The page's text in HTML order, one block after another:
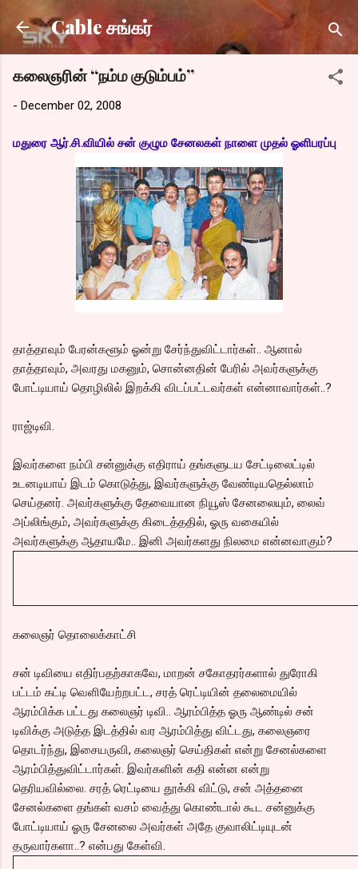
Skip to main content
Cable சங்கர்
கலைஞரின் “நம்ம குடும்பம்”
- December 02, 2008
மதுரை ஆர்.சி.வியில் சன் குழும சேனலகள் நாளை முதல் ஓளிபரப்பு
தாத்தாவும் பேரன்களூம் ஓன்று சேர்ந்துவிட்டார்கள்.. ஆனால்
தாத்தாவும், அவரது மகனும், சொன்னதின் பேரில் அவர்களுக்கு
போட்டியாய் தொழிலில் இறக்கி விடப்பட்டவர்கள் என்னாவார்கள்..?
ராஜ்டிவி.
இவர்களை நம்பி சன்னுக்கு எதிராய் தங்களுடய சேட்டிலைட்டில்
உடனடியாய் இடம் கொடுத்து, இவர்களுக்கு வேண்டியதெல்லாம்
செய்தனர். அவர்களுக்கு தேவையான நியூஸ் சேனலையும், லைவ்
அப்லிங்கும், அவர்களுக்கு கிடைத்ததில், ஓரு வகையில்
அவர்களுக்கு ஆதாயமே.. இனி அவர்களது நிலமை என்னவாகும்?
கலைஞர் தொலைக்காட்சி
சன் டிவியை எதிர்பதற்காகவே, மாறன் சகோதரர்களால் துரோகி
பட்டம் கட்டி வெளியேற்றபட்ட, சரத் ரெட்டியின் தலைமையில்
ஆரம்பிக்க பட்டது கலைஞர் டிவி.. ஆரம்பித்த ஓரு ஆண்டில் சன்
டிவிக்கு அடுத்த இடத்தில் வர ஆரம்பித்து விட்டது, கலைஞரை
தொடர்ந்து, இசையருவி, கலைஞர் செய்திகள் என்று சேனல்களை
ஆரம்பித்துவிட்டார்கள். இவர்களின் கதி என்ன என்று
தெரியவில்லை. சரத் ரெட்டியை தூக்கி விட்டு, சன் அத்தனை
சேனல்களை தங்கள் வசம் வைத்து கொண்டால் கூட சன்னுக்கு
போட்டியாய் ஓரு சேனலை அவர்கள் அதே குவாலிட்டியுடன்
தருவார்களா..? என்பது கேள்வி.